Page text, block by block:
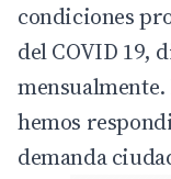
condiciones
del COVID 19,
hemos
demanda